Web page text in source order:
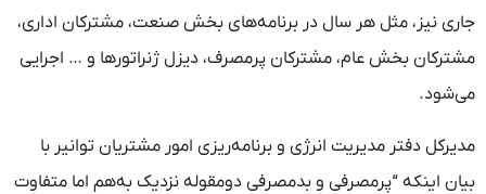
جاری نیز، مثل هر سال در برنامه‌های بخش صنعت، مشترکان اداری،
مشترکان بخش عام، مشترکان پرمصرف، دیزل ژنراتورها و … اجرایی
می‌شود.
مدیرکل دفتر مدیریت انرژی و برنامه‌ریزی امور مشتریان توانیر با
بیان اینکه “پرمصرفی و بدمصرفی دومقوله نزدیک به‌هم اما متفاوت